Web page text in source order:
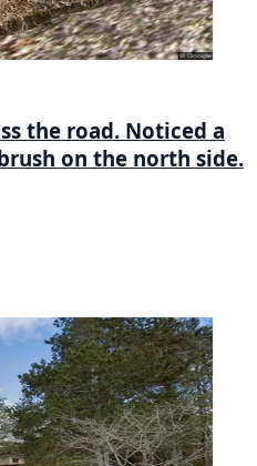
the road. Noticed a
on the north side.